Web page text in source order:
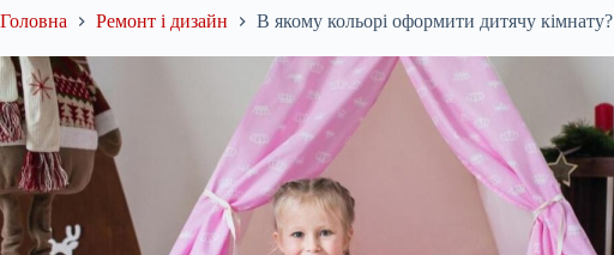
Головна Ремонт і дизайн В якому кольорі оформити дитячу кімнату?